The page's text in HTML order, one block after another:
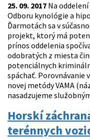
25. 09. 2017 Na
Odboru kynológie a
Ďarmotách sa v
projekt, ktorý má
prínos oddelenia
odobratých z miesta
potenciálnych
spáchať. Porovnávanie
novej metódy VAMA
nasadzujeme
Horskí
terénnych